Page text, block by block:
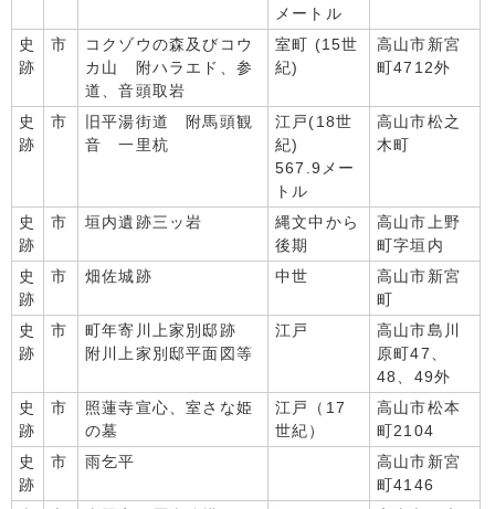
メートル
史
跡
市
コクゾウの森及びコウ
カ山 附ハラエド、参
道、音頭取岩
室町 (15世
紀)
高山市新宮
町4712外
史
跡
市
旧平湯街道 附馬頭観
音 一里杭
江戸(18世
紀)
567.9メー
トル
高山市松之
木町
史
跡
市 垣内遺跡三ッ岩
縄文中から
後期
高山市上野
町字垣内
史
跡
市 畑佐城跡 中世
高山市新宮
町
史
跡
市
町年寄川上家別邸跡
附川上家別邸平面図等
江戸
高山市島川
原町47、
48、49外
史
跡
市
照蓮寺宣心、室さな姫
の墓
江戸（17
世紀）
高山市松本
町2104
史
跡
市 雨乞平
高山市新宮
町4146